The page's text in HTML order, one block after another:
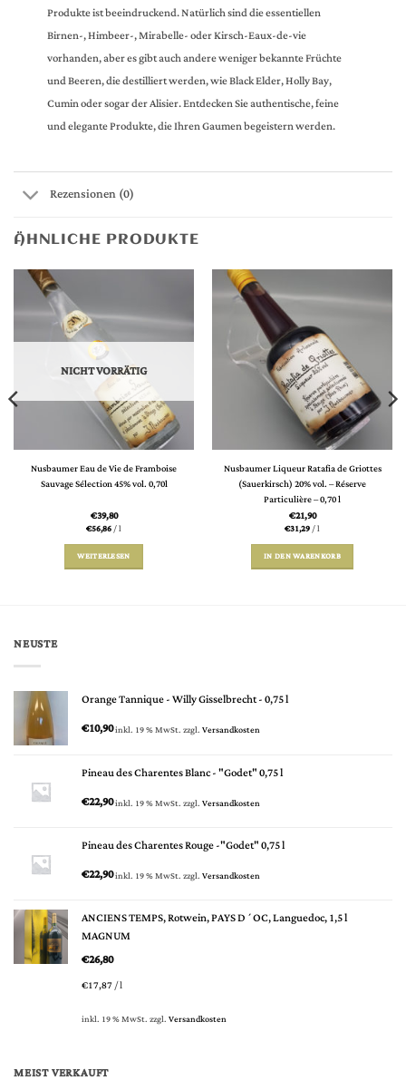
Produkte ist beeindruckend. Natürlich sind die essentiellen
Birnen-, Himbeer-, Mirabelle- oder Kirsch-Eaux-de-vie
vorhanden, aber es gibt auch andere weniger bekannte Früchte
und Beeren, die destilliert werden, wie Black Elder, Holly Bay,
Cumin oder sogar der Alisier. Entdecken Sie authentische, feine
und elegante Produkte, die Ihren Gaumen begeistern werden.
Rezensionen (0)
ÄHNLICHE PRODUKTE
NICHT VORRÄTIG
Nusbaumer Eau de Vie de Framboise
Sauvage Sélection 45% vol. 0,70l
€39,80
€56,86/l
WEITERLESEN
Nusbaumer Liqueur Ratafia de Griottes
(Sauerkirsch) 20% vol. – Réserve
Particulière – 0,70 l
€21,90
€31,29/l
IN DEN WARENKORB
NEUSTE
Orange Tannique - Willy Gisselbrecht - 0,75 l
€10,90inkl. 19 % MwSt.zzgl.Versandkosten
Pineau des Charentes Blanc - "Godet" 0,75 l
€22,90inkl. 19 % MwSt.zzgl.Versandkosten
Pineau des Charentes Rouge -"Godet" 0,75 l
€22,90inkl. 19 % MwSt.zzgl.Versandkosten
ANCIENS TEMPS, Rotwein, PAYS D´OC, Languedoc, 1,5 l
MAGNUM
€26,80
€17,87/l
inkl. 19 % MwSt.zzgl.Versandkosten
MEIST VERKAUFT